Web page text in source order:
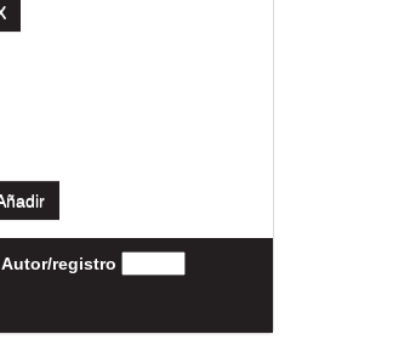
Autor/registro